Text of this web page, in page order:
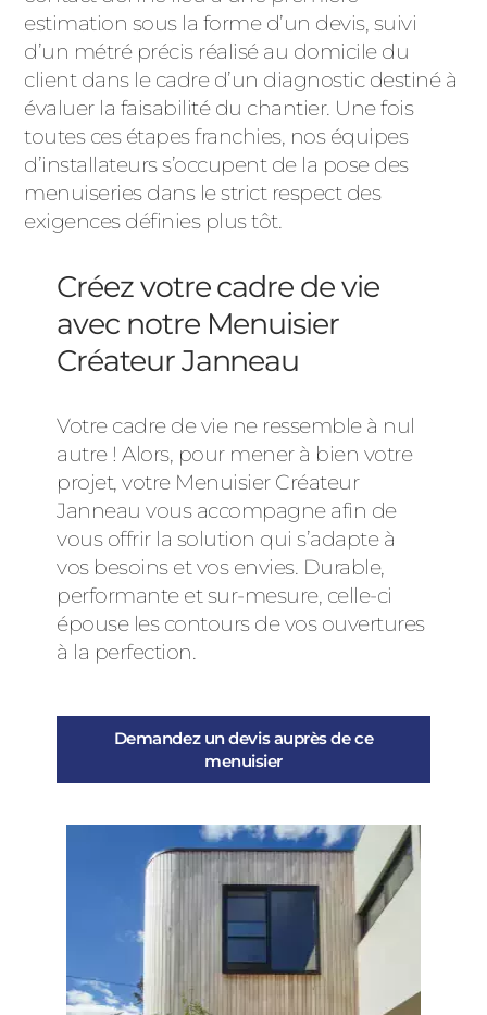
estimation sous la forme d’un devis, suivi
d’un métré précis réalisé au domicile du
client dans le cadre d’un diagnostic destiné à
évaluer la faisabilité du chantier. Une fois
toutes ces étapes franchies, nos équipes
d’installateurs s’occupent de la pose des
menuiseries dans le strict respect des
exigences définies plus tôt.
Créez votre cadre de vie
avec notre Menuisier
Créateur Janneau
Votre cadre de vie ne ressemble à nul
autre ! Alors, pour mener à bien votre
projet, votre Menuisier Créateur
Janneau vous accompagne afin de
vous offrir la solution qui s’adapte à
vos besoins et vos envies. Durable,
performante et sur-mesure, celle-ci
épouse les contours de vos ouvertures
à la perfection.
Demandez un devis auprès de ce
menuisier